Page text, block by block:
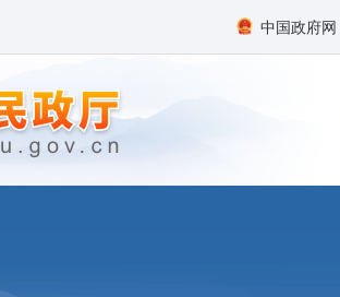
中国政府网